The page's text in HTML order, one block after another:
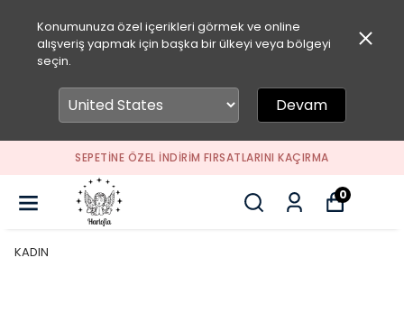
Konumunuza özel içerikleri görmek ve online
alışveriş yapmak için başka bir ülkeyi veya bölgeyi
seçin.
Devam
SEPETİNE ÖZEL İNDİRİM FIRSATLARINI KAÇIRMA
0
KADIN